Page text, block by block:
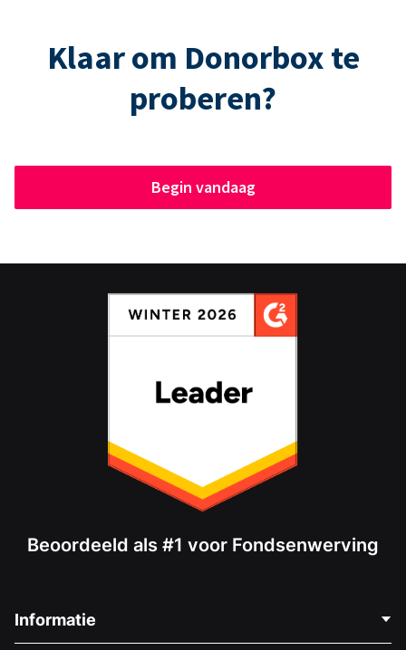
Klaar om Donorbox te
proberen?
Begin vandaag
Beoordeeld als #1 voor Fondsenwerving
Informatie